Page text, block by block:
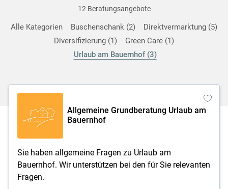
12 Beratungsangebote
Alle Kategorien Buschenschank 2 Direktvermarktung 5
Diversifizierung 1 Green Care 1
Urlaub am Bauernhof 3
Allgemeine Grundberatung Urlaub am
Bauernhof
Sie haben allgemeine Fragen zu Urlaub am
Bauernhof. Wir unterstützen bei den für Sie relevanten
Fragen.